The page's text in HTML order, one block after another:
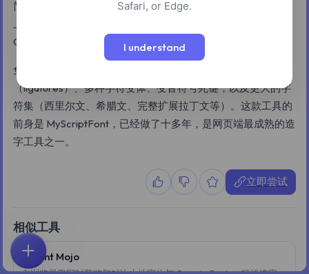
简单：下载一份打印模板，把每个字符手写填好，扫描或拍照
上传，Calligraphr 会自动识别每个字形，再合成 TrueType 或
OpenType 字体文件。
免费版支持基础的拉丁字符集，付费的 Pro 版可以解锁连字
（ligatures）、多种字符变体、变音符号死键，以及更大的字
符集（西里尔文、希腊文、完整扩展拉丁文等）。这款工具的
前身是 MyScriptFont，已经做了十多年，是网页端最成熟的造
字工具之一。
立即尝试
相似工具
Font Mojo
首页
Safari, or Edge.
I understand